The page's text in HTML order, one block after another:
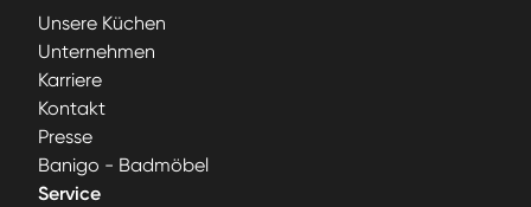
Unsere Küchen
Unternehmen
Karriere
Kontakt
Presse
Banigo - Badmöbel
Service